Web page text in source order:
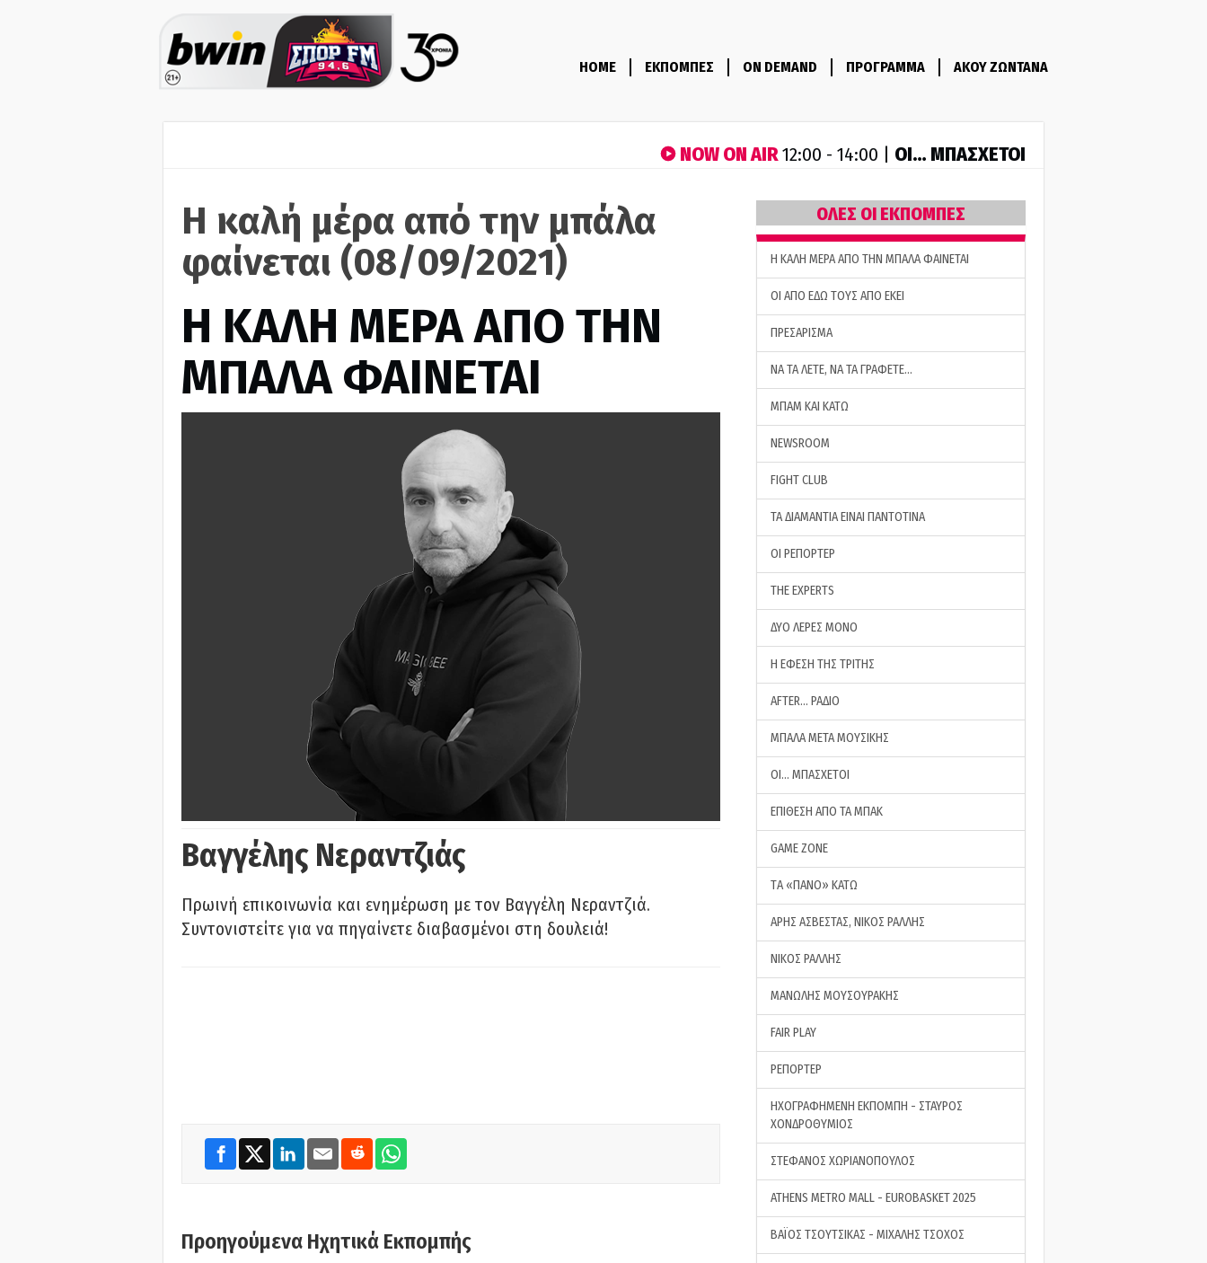
HOME ΕΚΠΟΜΠΕΣ ON DEMAND ΠΡΟΓΡΑΜΜΑ ΑΚΟΥ ΖΩΝΤΑΝΑ
NOW ON AIR12:00 - 14:00 | ΟΙ… ΜΠΑΣΧΕΤΟΙ
Η καλή μέρα από την μπάλα
φαίνεται (08/09/2021)
H ΚΑΛΗ ΜΕΡΑ ΑΠΟ ΤΗΝ
ΜΠΑΛΑ ΦΑΙΝΕΤΑΙ
Βαγγέλης Νεραντζιάς
Πρωινή επικοινωνία και ενημέρωση με τον Βαγγέλη Νεραντζιά.
Συντονιστείτε για να πηγαίνετε διαβασμένοι στη δουλειά!
Προηγούμενα Ηχητικά Εκπομπής
ΟΛΕΣ ΟΙ ΕΚΠΟΜΠΕΣ
H ΚΑΛΗ ΜΕΡΑ ΑΠΟ ΤΗΝ ΜΠΑΛΑ ΦΑΙΝΕΤΑΙ
ΟΙ ΑΠΟ ΕΔΩ ΤΟΥΣ ΑΠΟ ΕΚΕΙ
ΠΡΕΣΑΡΙΣΜΑ
ΝΑ ΤΑ ΛΕΤΕ, ΝΑ ΤΑ ΓΡΑΦΕΤΕ…
ΜΠΑΜ ΚΑΙ ΚΑΤΩ
NEWSROOM
FIGHT CLUB
ΤΑ ΔΙΑΜΑΝΤΙΑ ΕΙΝΑΙ ΠΑΝΤΟΤΙΝΑ
ΟΙ ΡΕΠΟΡΤΕΡ
THE EXPERTS
ΔΥΟ ΛΕΡΕΣ ΜΟΝΟ
Η ΕΦΕΣΗ ΤΗΣ ΤΡΙΤΗΣ
AFTER… ΡΑΔΙΟ
ΜΠΑΛΑ ΜΕΤΑ ΜΟΥΣΙΚΗΣ
ΟΙ… ΜΠΑΣΧΕΤΟΙ
ΕΠΙΘΕΣΗ ΑΠΟ ΤΑ ΜΠΑΚ
GAME ZONE
ΤA «ΠΑΝΟ» ΚΑΤΩ
ΑΡΗΣ ΑΣΒΕΣΤΑΣ, ΝΙΚΟΣ ΡΑΛΛΗΣ
ΝΙΚΟΣ ΡΑΛΛΗΣ
ΜΑΝΩΛΗΣ ΜΟΥΣΟΥΡΑΚΗΣ
FAIR PLAY
ΡΕΠΟΡΤΕΡ
ΗΧΟΓΡΑΦΗΜΕΝΗ ΕΚΠΟΜΠΗ - ΣΤΑΥΡΟΣ
ΧΟΝΔΡΟΘΥΜΙΟΣ
ΣΤΕΦΑΝΟΣ ΧΩΡΙΑΝΟΠΟΥΛΟΣ
ATHENS METRO MALL - EUROBASKET 2025
ΒΑΪΟΣ ΤΣΟΥΤΣΙΚΑΣ - ΜΙΧΑΛΗΣ ΤΣΟΧΟΣ